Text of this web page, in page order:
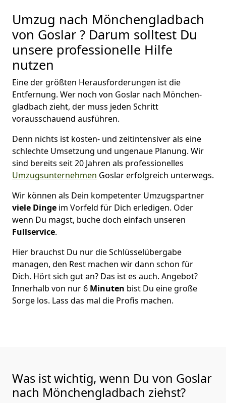
Umzug nach Mönchen­gladbach
von Goslar ? Darum solltest Du
unsere professionelle Hilfe
nutzen
Eine der größten Herausforderungen ist die
Entfernung. Wer noch von Goslar nach Mönchen­
gladbach zieht, der muss jeden Schritt
vorausschauend ausführen.
Denn nichts ist kosten- und zeitintensiver als eine
schlechte Umsetzung und ungenaue Planung. Wir
sind bereits seit 20 Jahren als professionelles
Umzugsunternehmen Goslar erfolgreich unterwegs.
Wir können als Dein kompetenter Umzugspartner
viele Dinge im Vorfeld für Dich erledigen. Oder
wenn Du magst, buche doch einfach unseren
Fullservice.
Hier brauchst Du nur die Schlüsselübergabe
managen, den Rest machen wir dann schon für
Dich. Hört sich gut an? Das ist es auch. Angebot?
Innerhalb von nur 6 Minuten bist Du eine große
Sorge los. Lass das mal die Profis machen.
Was ist wichtig, wenn Du von Goslar
nach Mönchen­gladbach ziehst?